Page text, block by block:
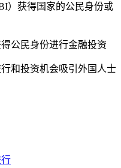
）获得国家的公民身份或
公民身份进行金融投资
和投资机会吸引外国人士